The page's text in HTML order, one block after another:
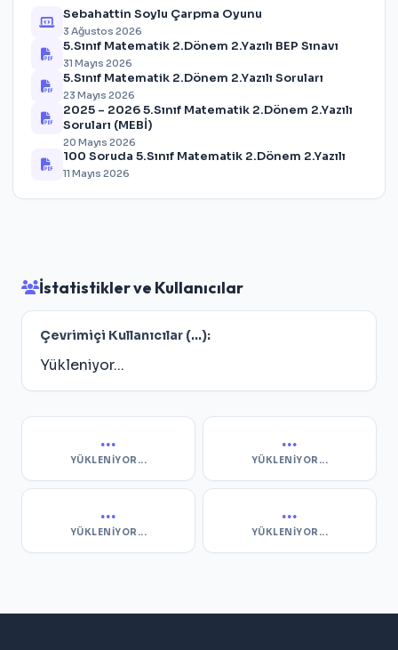
Sebahattin Soylu Çarpma Oyunu
3 Ağustos 2026
5.Sınıf Matematik 2.Dönem 2.Yazılı BEP Sınavı
31 Mayıs 2026
5.Sınıf Matematik 2.Dönem 2.Yazılı Soruları
23 Mayıs 2026
2025 – 2026 5.Sınıf Matematik 2.Dönem 2.Yazılı
Soruları (MEBİ)
20 Mayıs 2026
100 Soruda 5.Sınıf Matematik 2.Dönem 2.Yazılı
11 Mayıs 2026
İstatistikler ve Kullanıcılar
Çevrimiçi Kullanıcılar (...):
Yükleniyor...
...
YÜKLENIYOR...
...
YÜKLENIYOR...
...
YÜKLENIYOR...
...
YÜKLENIYOR...